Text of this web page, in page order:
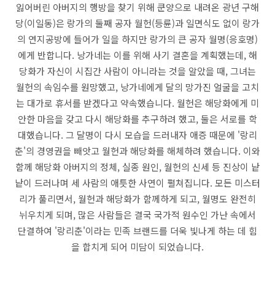
잃어버린 아버지의 행방을 찾기 위해 쿤양으로 내려온 광년 구해
당(이일동)은 랑가의 둘째 공자 월헌(등륜)과 일면식도 없이 랑가
의 연지공방에 들어가 일을 하지만 랑가의 큰 공자 월명(응호명)
에게 반합니다. 낭가네는 이를 위해 사기 결혼을 계획했는데, 해
당화가 자신이 시집간 사람이 아니라는 것을 알았을 때, 그녀는
월헌의 속임수를 원망했고, 낭가네에게 달의 망가진 얼굴을 고치
는 대가로 휴서를 받겠다고 약속했습니다. 월헌은 해당화에게 미
안한 마음을 갖고 다시 해당화를 추구하려 했고, 둘은 서로를 학
대했습니다. 그 달명이 다시 모습을 드러내자 애증 때문에 '랑리
춘'의 경영권을 빼앗고 월헌과 해당화를 해체하려 했습니다. 이와
함께 해당화 아버지의 정체, 실종 원인, 월헌의 신세 등 진상이 낱
낱이 드러나며 세 사람의 애틋한 사연이 펼쳐집니다. 모든 미스터
리가 풀리면서, 월헌과 해당화가 함께하게 되고, 월명도 완전히
뉘우치게 되며, 많은 사람들은 결국 국가적 원수인 가난 속에서
단결하여 '랑리춘'이라는 민족 브랜드를 더욱 빛나게 하는 데 힘
을 합치게 되어 미담이 되었습니다.